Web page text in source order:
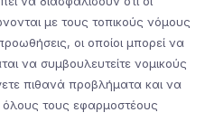
με τους τοπικούς νόμους
οι οποίοι μπορεί να
να συμβουλευτείτε νομικούς
πιθανά προβλήματα και να
τους εφαρμοστέους